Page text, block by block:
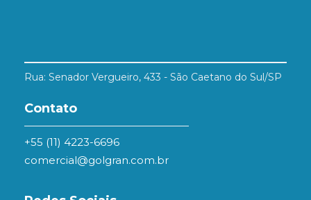
Rua: Senador Vergueiro, 433 - São Caetano do Sul/SP
Contato
+55 (11) 4223-6696
comercial@golgran.com.br